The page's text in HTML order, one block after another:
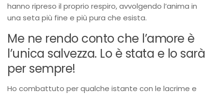
hanno ripreso il proprio respiro, avvolgendo l’anima in
una seta più fine e più pura che esista.
Me ne rendo conto che l’amore è
l’unica salvezza. Lo è stata e lo sarà
per sempre!
Ho combattuto per qualche istante con le lacrime e